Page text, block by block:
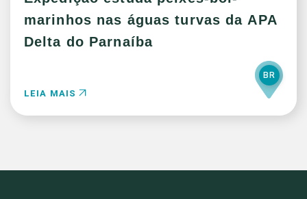
marinhos nas águas turvas da APA
Delta do Parnaíba
LEIA MAIS
BR